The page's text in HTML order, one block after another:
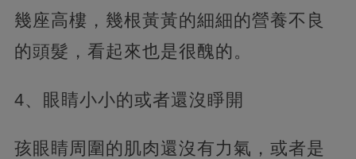
幾座高樓，幾根黃黃的細細的營養不良
的頭髮，看起來也是很醜的。
4、眼睛小小的或者還沒睜開
孩眼睛周圍的肌肉還沒有力氣，或者是